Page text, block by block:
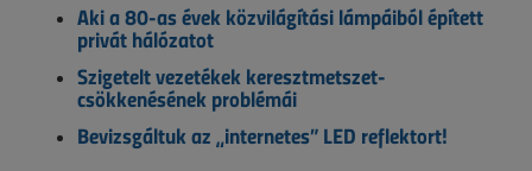
Aki a 80-as évek közvilágítási lámpáiból épített
privát hálózatot
Szigetelt vezetékek keresztmetszet-
csökkenésének problémái
Bevizsgáltuk az „internetes” LED reflektort!